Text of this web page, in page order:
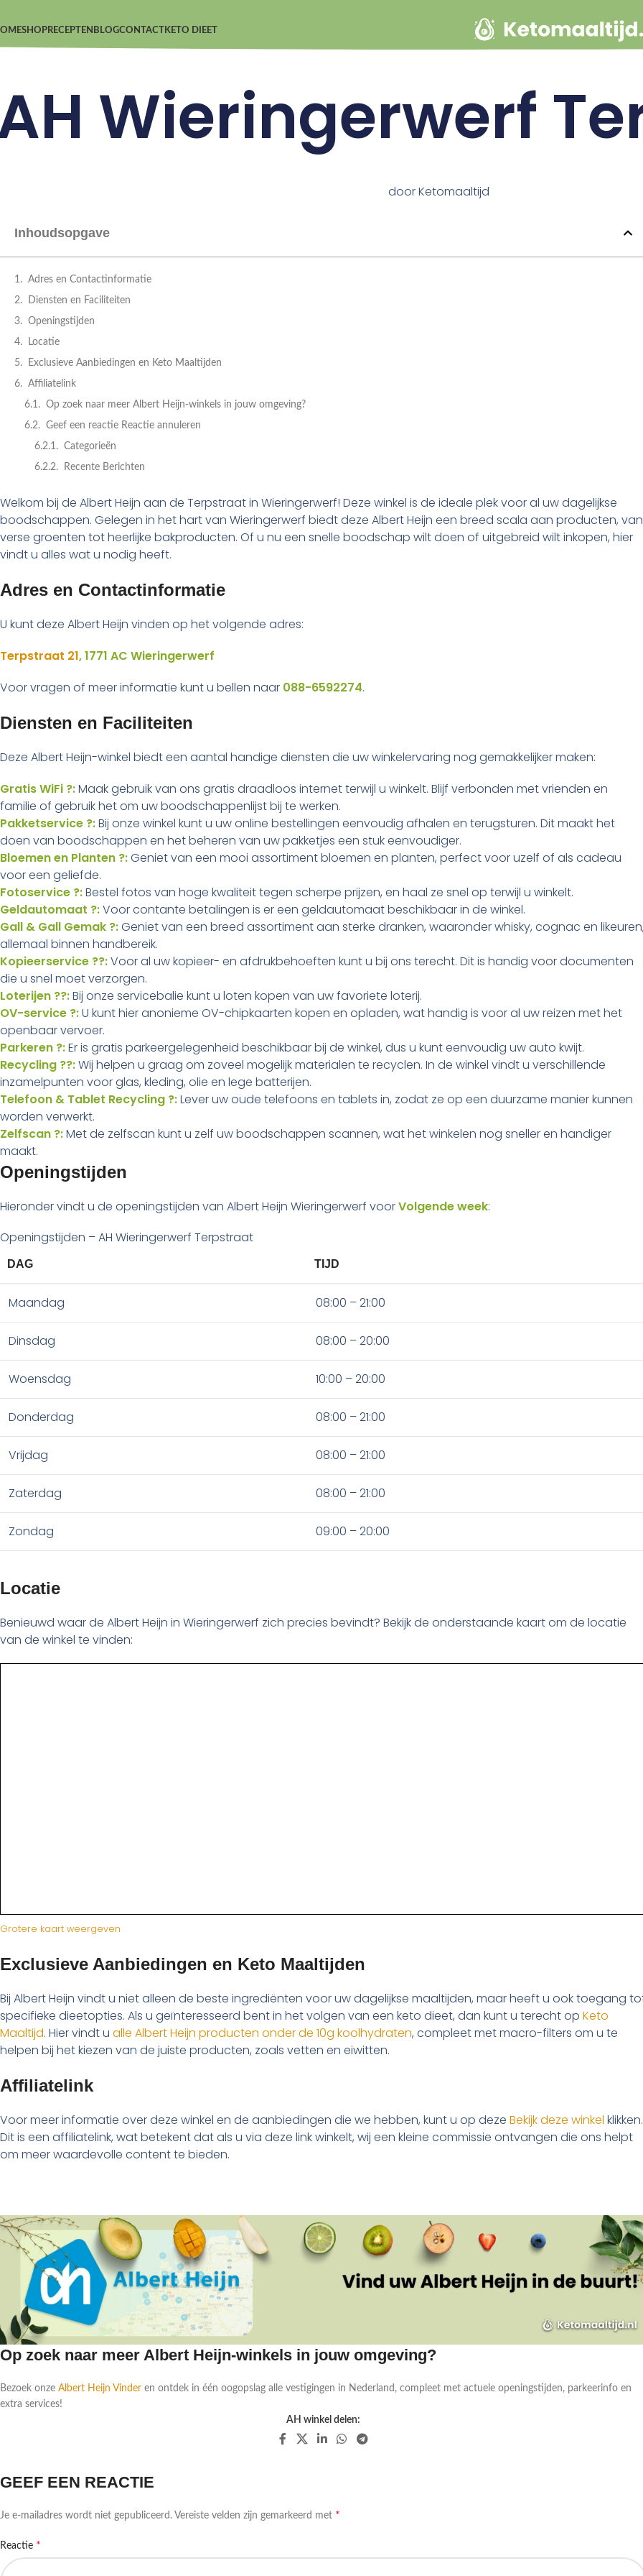
SHOPRECEPTEN BLOGCONTACT KETO DIEET
Wieringerwerf
doorKetomaaltijd
Inhoudsopgave
Adres en Contactinformatie
Diensten en Faciliteiten
Openingstijden
Locatie
Exclusieve Aanbiedingen en Keto Maaltijden
Affiliatelink
Op zoek naar meer Albert Heijn-winkels in jouw omgeving?
Geef een reactie Reactie annuleren
Categorieën
Recente Berichten
Welkom bij de Albert Heijn aan de Terpstraat in Wieringerwerf! Deze winkel is de ideale plek voor al uw dagelijkse
boodschappen. Gelegen in het hart van Wieringerwerf biedt deze Albert Heijn een breed scala aan producten, van
verse groenten tot heerlijke bakproducten. Of u nu een snelle boodschap wilt doen of uitgebreid wilt inkopen, hier
vindt u alles wat u nodig heeft.
Adres en Contactinformatie
U kunt deze Albert Heijn vinden op het volgende adres:
Terpstraat 21, 1771 AC Wieringerwerf
Voor vragen of meer informatie kunt u bellen naar 088-6592274.
Diensten en Faciliteiten
Deze Albert Heijn-winkel biedt een aantal handige diensten die uw winkelervaring nog gemakkelijker maken:
Gratis WiFi ?:Maak gebruik van ons gratis draadloos internet terwijl u winkelt. Blijf verbonden met vrienden en
familie of gebruik het om uw boodschappenlijst bij te werken.
Pakketservice ?:Bij onze winkel kunt u uw online bestellingen eenvoudig afhalen en terugsturen. Dit maakt het
doen van boodschappen en het beheren van uw pakketjes een stuk eenvoudiger.
Bloemen en Planten ?:Geniet van een mooi assortiment bloemen en planten, perfect voor uzelf of als cadeau
voor een geliefde.
Fotoservice ?:Bestel fotos van hoge kwaliteit tegen scherpe prijzen, en haal ze snel op terwijl u winkelt.
Geldautomaat ?:Voor contante betalingen is er een geldautomaat beschikbaar in de winkel.
Gall & Gall Gemak ?:Geniet van een breed assortiment aan sterke dranken, waaronder whisky, cognac en
allemaal binnen handbereik.
Kopieerservice ??:Voor al uw kopieer- en afdrukbehoeften kunt u bij ons terecht. Dit is handig voor documenten
die u snel moet verzorgen.
Loterijen ??:Bij onze servicebalie kunt u loten kopen van uw favoriete loterij.
OV-service ?:U kunt hier anonieme OV-chipkaarten kopen en opladen, wat handig is voor al uw reizen met het
openbaar vervoer.
Parkeren ?:Er is gratis parkeergelegenheid beschikbaar bij de winkel, dus u kunt eenvoudig uw auto kwijt.
Recycling ??:Wij helpen u graag om zoveel mogelijk materialen te recyclen. In de winkel vindt u verschillende
inzamelpunten voor glas, kleding, olie en lege batterijen.
Telefoon & Tablet Recycling ?:Lever uw oude telefoons en tablets in, zodat ze op een duurzame manier kunnen
worden verwerkt.
Zelfscan ?:Met de zelfscan kunt u zelf uw boodschappen scannen, wat het winkelen nog sneller en handiger
maakt.
Openingstijden
Hieronder vindt u de openingstijden van Albert Heijn Wieringerwerf voorVolgende week:
Openingstijden – AH Wieringerwerf Terpstraat
DAG TIJD
Maandag 08:00 – 21:00
Dinsdag 08:00 – 20:00
Woensdag 10:00 – 20:00
Donderdag 08:00 – 21:00
Vrijdag 08:00 – 21:00
Zaterdag 08:00 – 21:00
Zondag 09:00 – 20:00
Locatie
Benieuwd waar de Albert Heijn in Wieringerwerf zich precies bevindt? Bekijk de onderstaande kaart om de locatie
van de winkel te vinden:
Grotere kaart weergeven
Exclusieve Aanbiedingen en Keto Maaltijden
Bij Albert Heijn vindt u niet alleen de beste ingrediënten voor uw dagelijkse maaltijden, maar heeft u ook toegang
specifieke dieetopties. Als u geïnteresseerd bent in het volgen van een keto dieet, dan kunt u terecht op Keto
Maaltijd. Hier vindt u alle Albert Heijn producten onder de 10g koolhydraten, compleet met macro-filters om u te
helpen bij het kiezen van de juiste producten, zoals vetten en eiwitten.
Affiliatelink
Voor meer informatie over deze winkel en de aanbiedingen die we hebben, kunt u op deze Bekijk deze winkel klikken.
Dit is een affiliatelink, wat betekent dat als u via deze link winkelt, wij een kleine commissie ontvangen die ons helpt
om meer waardevolle content te bieden.
Op zoek naar meer Albert Heijn-winkels in jouw omgeving?
Bezoek onze Albert Heijn Vinder en ontdek in één oogopslag alle vestigingen in Nederland, compleet met actuele openingstijden, parkeerinfo en
extra services!
AH winkel delen:
GEEF EEN REACTIE
Je e-mailadres wordt niet gepubliceerd. Vereiste velden zijn gemarkeerd met *
Reactie *